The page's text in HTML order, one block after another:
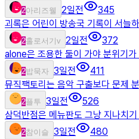
2아리즈웰 2일전
345
괴록은 어린이 방송국 기록이 서늘
2홀로서기v 2일전
372
alone은 조용한 둘이 가야 분위기
2밥묵자 3일전
411
뮤직팩토리는 음악 구출보다 문제
2플투 3일전
526
삼덕반점은 메뉴판도 그냥 지나치
2참이슬 3일전
480